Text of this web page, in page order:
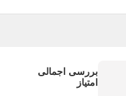
بررسی اجمالی
امتیاز